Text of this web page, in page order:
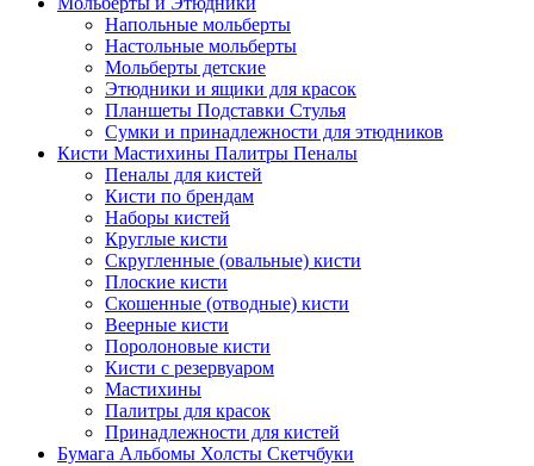
Напольные мольберты
Настольные мольберты
Мольберты детские
Этюдники и ящики для красок
Планшеты Подставки Стулья
Сумки и принадлежности для этюдников
Кисти Мастихины Палитры Пеналы
Пеналы для кистей
Кисти по брендам
Наборы кистей
Круглые кисти
Скругленные (овальные) кисти
Плоские кисти
Скошенные (отводные) кисти
Веерные кисти
Поролоновые кисти
Кисти с резервуаром
Мастихины
Палитры для красок
Принадлежности для кистей
Бумага Альбомы Холсты Скетчбуки